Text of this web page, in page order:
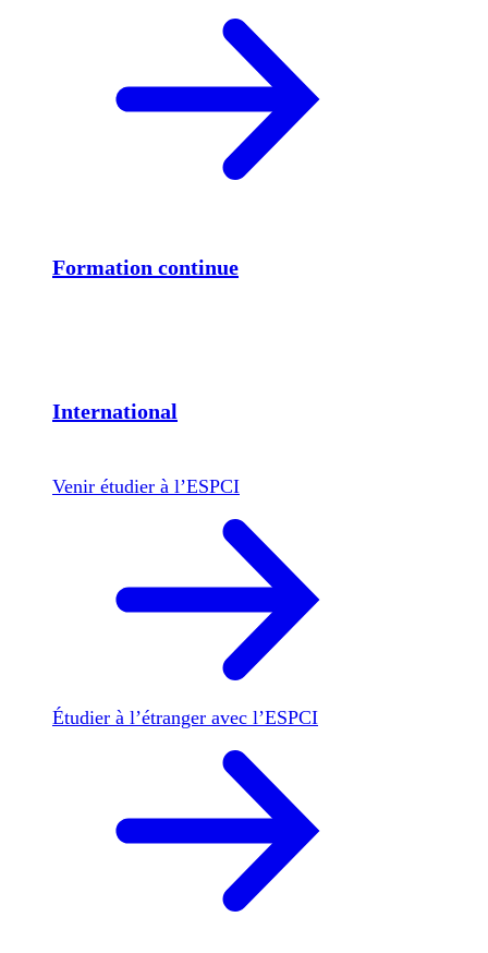
Formation continue
International
Venir étudier à l’ESPCI
Étudier à l’étranger avec l’ESPCI